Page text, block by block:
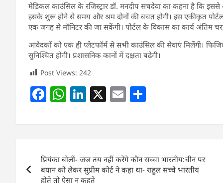
मेडिकल काउंसिल के रजिस्ट्रार डॉ. मनदीप सचदेवा का कहना है कि
इसके शुरू होने से समय और श्रम दोनों की बचत होगी। इस एकीकृत पोर्टल
एक जगह से मॉनिटर की जा सकेंगी। पोर्टल के विकास का कार्य अंतिम
आवेदकों को एक ही प्लेटफॉर्म से सभी काउंसिल की सेवाएं मिलेंगी।
सुनिश्चित होगी। प्रशासनिक कानों में दक्षता बढ़ेगी।
Post Views: 242
F
c
b
o
W
at
A
p
Li
k
dI
n
X E
ai ar
navigation
प्रियंका बोलीं- जज तय नहीं करेंगे कौन सच्चा भारतीय:चीन पर
बयान को लेकर सुप्रीम कोर्ट ने कहा था- राहुल सच्चे भारतीय
होते तो ऐसा न कहते